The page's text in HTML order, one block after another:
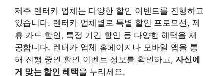
제주 렌터카 업체는 다양한 할인 이벤트를 진행하고
있습니다. 렌터카 업체별로 특별 할인 프로모션, 제
휴 카드 할인, 특정 기간 할인 등 다양한 혜택을 제
공합니다. 렌터카 업체 홈페이지나 모바일 앱을 통
해 진행 중인 할인 이벤트 정보를 확인하고, 자신에
게 맞는 할인 혜택을 누리세요.